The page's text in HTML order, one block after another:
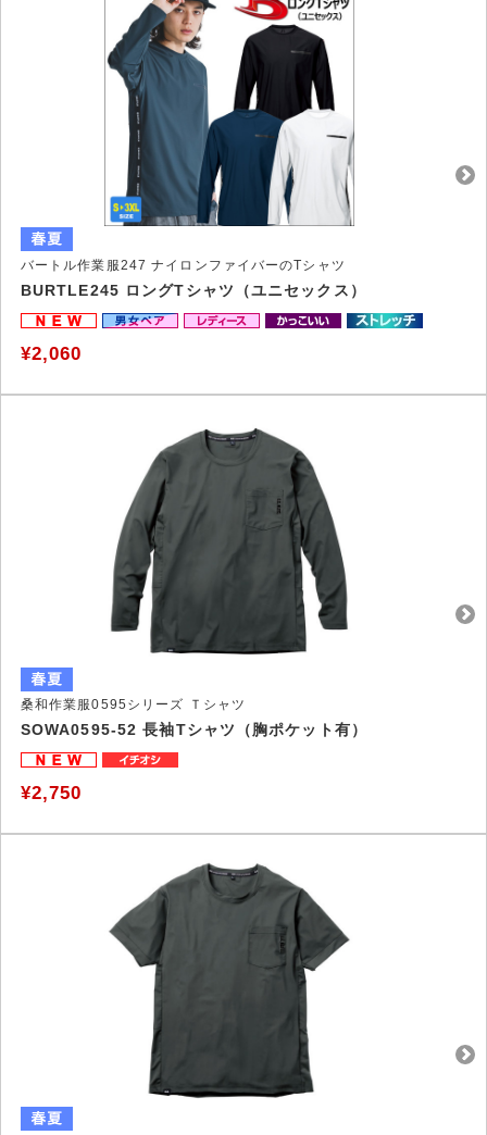
バートル作業服247 ナイロンファイバーのTシャツ
BURTLE245 ロングTシャツ（ユニセックス）
¥2,060
桑和作業服0595シリーズ Ｔシャツ
SOWA0595-52 長袖Tシャツ（胸ポケット有）
¥2,750